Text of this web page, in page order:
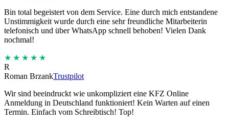
Bin total begeistert von dem Service. Eine durch mich entstandene
Unstimmigkeit wurde durch eine sehr freundliche Mitarbeiterin
telefonisch und über WhatsApp schnell behoben! Vielen Dank
nochmal!
★★★★★
R
Roman BrzankTrustpilot
Wir sind beeindruckt wie unkompliziert eine KFZ Online
Anmeldung in Deutschland funktioniert! Kein Warten auf einen
Termin. Einfach vom Schreibtisch! Top!